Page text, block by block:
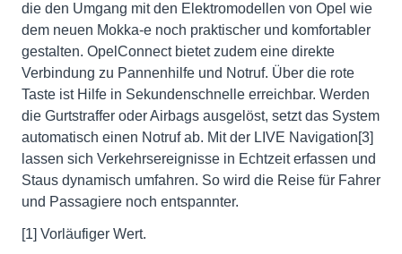
die den Umgang mit den Elektromodellen von Opel wie
dem neuen Mokka-e noch praktischer und komfortabler
gestalten. OpelConnect bietet zudem eine direkte
Verbindung zu Pannenhilfe und Notruf. Über die rote
Taste ist Hilfe in Sekundenschnelle erreichbar. Werden
die Gurtstraffer oder Airbags ausgelöst, setzt das System
automatisch einen Notruf ab. Mit der LIVE Navigation[3]
lassen sich Verkehrsereignisse in Echtzeit erfassen und
Staus dynamisch umfahren. So wird die Reise für Fahrer
und Passagiere noch entspannter.
[1] Vorläufiger Wert.